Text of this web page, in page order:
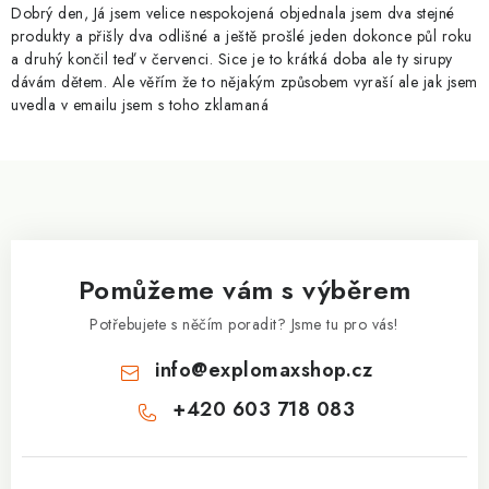
p
i
s
u
Dobrý den, Já jsem velice nespokojená objednala jsem dva stejné
produkty a přišly dva odlišné a ještě prošlé jeden dokonce půl roku
a druhý končil teď v červenci. Sice je to krátká doba ale ty sirupy
dávám dětem. Ale věřím že to nějakým způsobem vyraší ale jak jsem
uvedla v emailu jsem s toho zklamaná
Pomůžeme vám s výběrem
Potřebujete s něčím poradit? Jsme tu pro vás!
info@explomaxshop.cz
+420 603 718 083